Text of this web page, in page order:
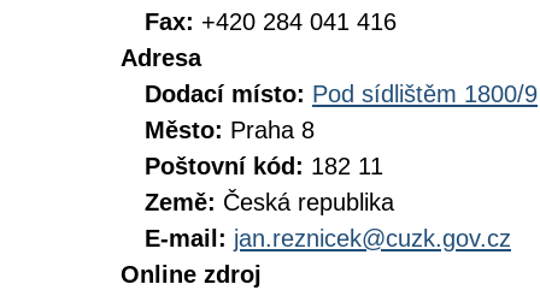
Fax: +420 284 041 416
Adresa
Dodací místo: Pod sídlištěm 1800/9
Město: Praha 8
Poštovní kód: 182 11
Země: Česká republika
E-mail: jan.reznicek@cuzk.gov.cz
Online zdroj